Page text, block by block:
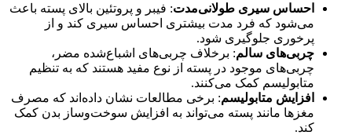
احساس سیری طولانی‌مدت: فیبر و پروتئین بالای پسته باعث
می‌شود که فرد مدت بیشتری احساس سیری کند و از
پرخوری جلوگیری شود.
چربی‌های سالم: برخلاف چربی‌های اشباع‌شده مضر،
چربی‌های موجود در پسته از نوع مفید هستند که به تنظیم
متابولیسم کمک می‌کنند.
افزایش متابولیسم: برخی مطالعات نشان داده‌اند که مصرف
مغزها مانند پسته می‌تواند به افزایش سوخت‌وساز بدن کمک
کند.